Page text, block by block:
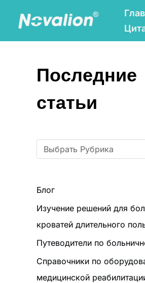
содержанию
Последние
статьи
у
б
и
и
Блог
Изучение решений для
кроватей длительного
Путеводители по
Справочники по
медицинской